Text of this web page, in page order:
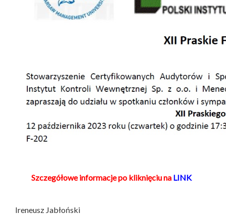
Szczegółowe informacje po kliknięciu na LINK
Ireneusz Jabłoński